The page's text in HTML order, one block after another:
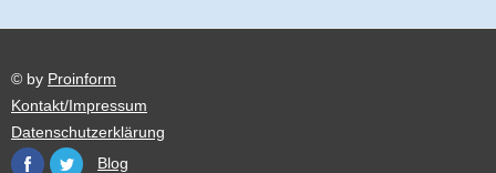
© by Proinform
Kontakt/Impressum
Datenschutzerklärung
Blog